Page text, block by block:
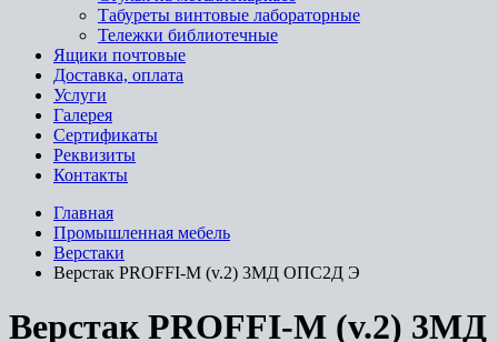
Табуреты винтовые лабораторные
Тележки библиотечные
Ящики почтовые
Доставка, оплата
Услуги
Галерея
Сертификаты
Реквизиты
Контакты
Главная
Промышленная мебель
Верстаки
Верстак PROFFI-M (v.2) 3МД ОПС2Д Э
Верстак PROFFI-M (v.2) 3МД